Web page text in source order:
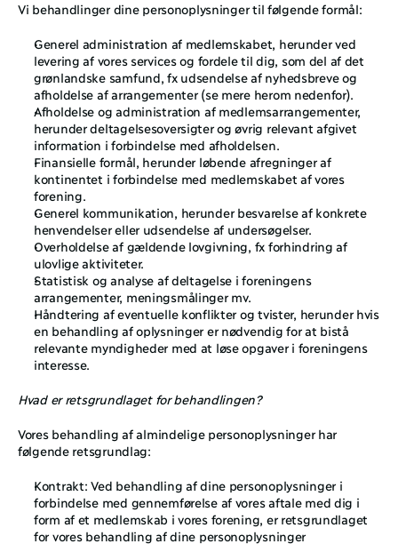
Vi behandlinger dine personoplysninger til følgende formål:
Generel administration af medlemskabet, herunder ved
levering af vores services og fordele til dig, som del af det
grønlandske samfund, fx udsendelse af nyhedsbreve og
afholdelse af arrangementer (se mere herom nedenfor).
Afholdelse og administration af medlemsarrangementer,
herunder deltagelsesoversigter og øvrig relevant afgivet
information i forbindelse med afholdelsen.
Finansielle formål, herunder løbende afregninger af
kontinentet i forbindelse med medlemskabet af vores
forening.
Generel kommunikation, herunder besvarelse af konkrete
henvendelser eller udsendelse af undersøgelser.
Overholdelse af gældende lovgivning, fx forhindring af
ulovlige aktiviteter.
Statistisk og analyse af deltagelse i foreningens
arrangementer, meningsmålinger mv.
Håndtering af eventuelle konflikter og tvister, herunder hvis
en behandling af oplysninger er nødvendig for at bistå
relevante myndigheder med at løse opgaver i foreningens
interesse.
Hvad er retsgrundlaget for behandlingen?
Vores behandling af almindelige personoplysninger har
følgende retsgrundlag:
Kontrakt: Ved behandling af dine personoplysninger i
forbindelse med gennemførelse af vores aftale med dig i
form af et medlemskab i vores forening, er retsgrundlaget
for vores behandling af dine personoplysninger